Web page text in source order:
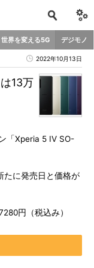
世界を変える5G デジモノ
2022年10月13日
13万
「Xperia 5 IV SO-
たに発売日と価格が
円（税込み）